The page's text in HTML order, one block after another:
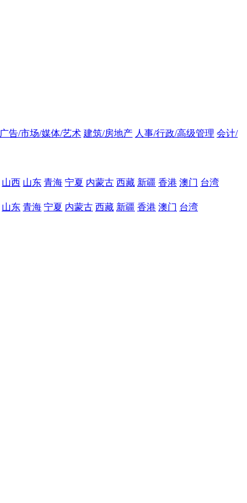
广告/市场/媒体/艺术 建筑/房地产 人事/行政/高级管理 会计/
山西 山东 青海 宁夏 内蒙古 西藏 新疆 香港 澳门 台湾
山东 青海 宁夏 内蒙古 西藏 新疆 香港 澳门 台湾